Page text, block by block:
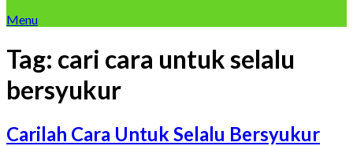
Menu
Tag: cari cara untuk selalu
bersyukur
Carilah Cara Untuk Selalu Bersyukur